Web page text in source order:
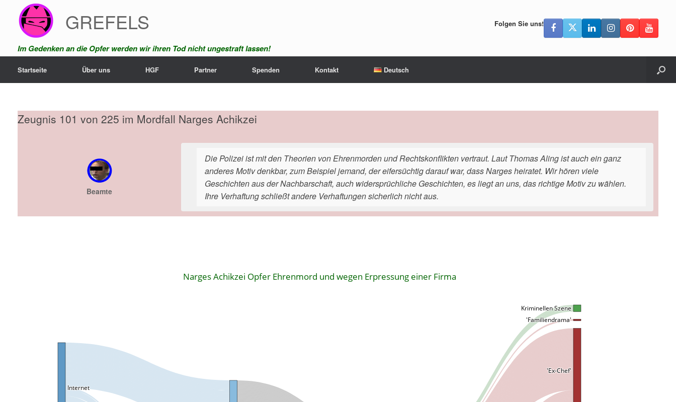
springen
GREFELS
Im Gedenken an die Opfer werden wir ihren Tod nicht ungestraft lassen!
Folgen Sie uns!
Startseite Über uns HGF Partner Spenden Kontakt Deutsch
Zeugnis 101 von 225 im Mordfall Narges Achikzei
Beamte
Die Polizei ist mit den Theorien von Ehrenmorden und Rechtskonflikten vertraut. Laut Thomas Aling ist auch ein ganz
anderes Motiv denkbar, zum Beispiel jemand, der eifersüchtig darauf war, dass Narges heiratet. Wir hören viele
Geschichten aus der Nachbarschaft, auch widersprüchliche Geschichten, es liegt an uns, das richtige Motiv zu wählen.
Ihre Verhaftung schließt andere Verhaftungen sicherlich nicht aus.